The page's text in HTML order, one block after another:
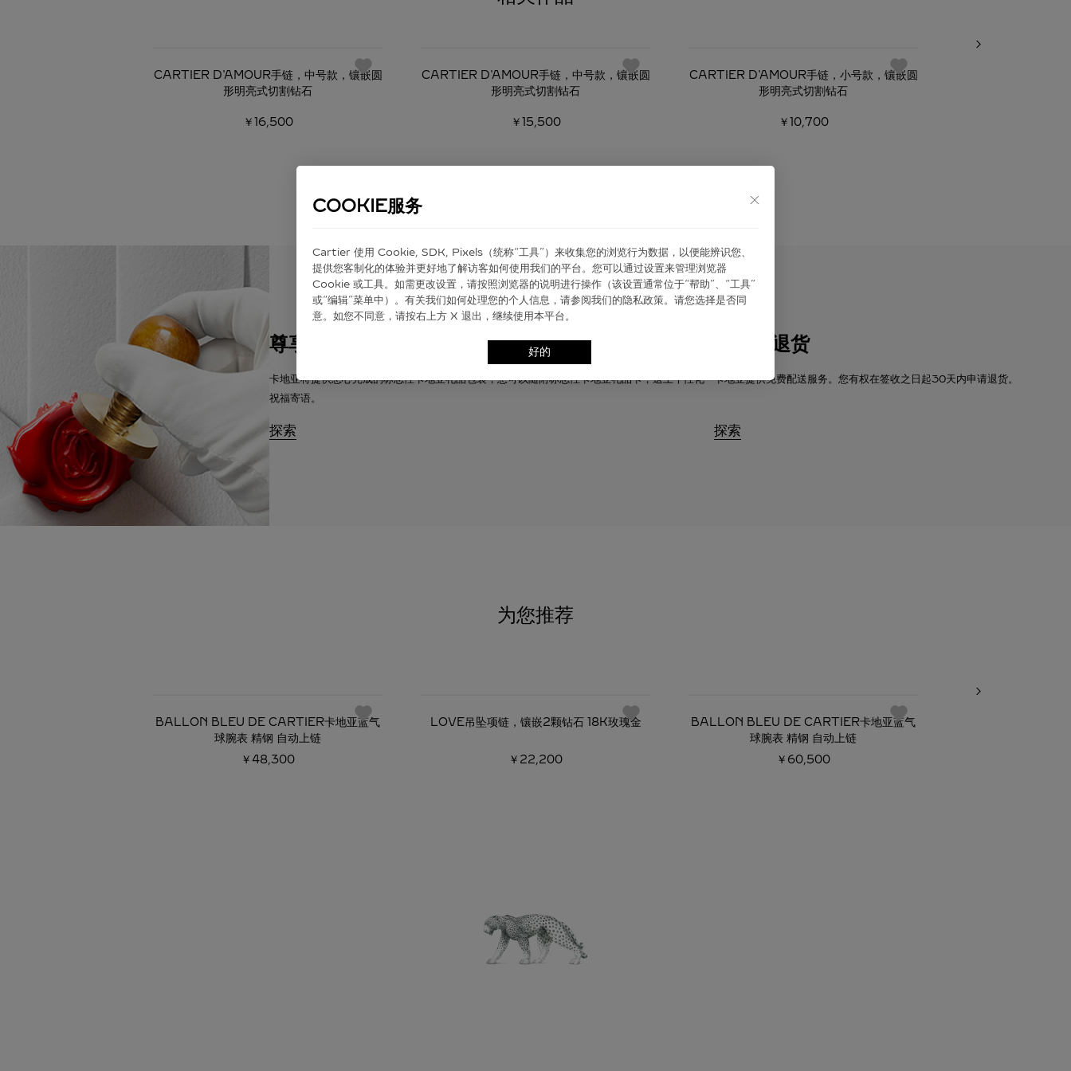
CARTIER D'AMOUR手链，中号款，镶嵌圆
形明亮式切割钻石
￥16,500
CARTIER D'AMOUR手链，中号款，镶嵌圆
形明亮式切割钻石
￥15,500
CARTIER D'AMOUR手链，小号款，镶嵌圆
形明亮式切割钻石
￥10,700
尊享包装艺术
卡地亚将提供悉心完成的标志性卡地亚礼品包装，您可以随附标志性卡地亚礼品卡，送上个性化
祝福寄语。
探索
配送与退货
卡地亚提供免费配送服务。您有权在签收之日起30天内申请退货。
探索
为您推荐
BALLON BLEU DE CARTIER卡地亚蓝气
球腕表 精钢 自动上链
￥48,300
LOVE吊坠项链，镶嵌2颗钻石 18K玫瑰金
￥22,200
BALLON BLEU DE CARTIER卡地亚蓝气
球腕表 精钢 自动上链
￥60,500
COOKIE服务
Cartier 使⽤ Cookie, SDK, Pixels（统称“⼯具”）来收集您的浏览⾏为数据，以便能辨识您、
提供您客制化的体验并更好地了解访客如何使⽤我们的平台。您可以通过设置来管理浏览器
Cookie 或⼯具。如需更改设置，请按照浏览器的说明进⾏操作（该设置通常位于“帮助”、“⼯具”
或“编辑”菜单中）。有关我们如何处理您的个⼈信息，请参阅我们的隐私政策。请您选择是否同
意。如您不同意，请按右上⽅ X 退出，继续使⽤本平台。
好的